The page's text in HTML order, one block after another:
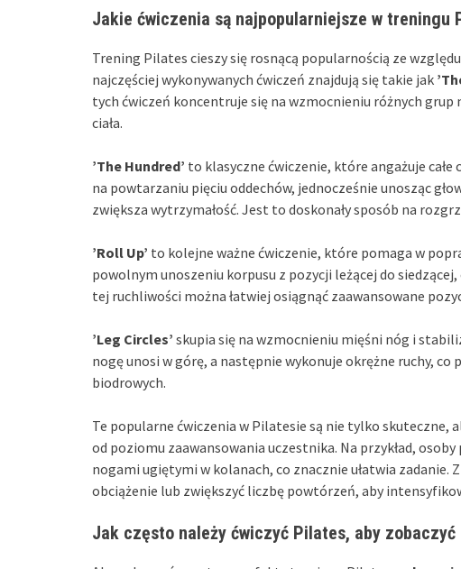
Jakie ćwiczenia są najpopularniejsze w treningu
Trening Pilates cieszy się rosnącą popularnością ze
najczęściej wykonywanych ćwiczeń znajdują się takie jak
tych ćwiczeń koncentruje się na wzmocnieniu różnych
ciała.
’The Hundred’ to klasyczne ćwiczenie, które angażuje
na powtarzaniu pięciu oddechów, jednocześnie unosząc
zwiększa wytrzymałość. Jest to doskonały sposób na
’Roll Up’ to kolejne ważne ćwiczenie, które pomaga w
powolnym unoszeniu korpusu z pozycji leżącej do
tej ruchliwości można łatwiej osiągnąć zaawansowane
’Leg Circles’ skupia się na wzmocnieniu mięśni nóg i
nogę unosi w górę, a następnie wykonuje okrężne ruchy,
biodrowych.
Te popularne ćwiczenia w Pilatesie są nie tylko skuteczne,
od poziomu zaawansowania uczestnika. Na przykład,
nogami ugiętymi w kolanach, co znacznie ułatwia zadanie.
obciążenie lub zwiększyć liczbę powtórzeń, aby
Jak często należy ćwiczyć Pilates, aby zobaczyć